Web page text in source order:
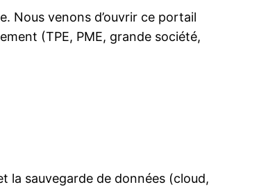
Nous venons d’ouvrir ce portail
(TPE, PME, grande société,
la sauvegarde de données (cloud,